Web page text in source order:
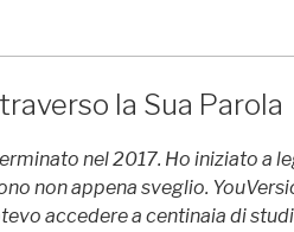
la Sua Parola
nel 2017. Ho iniziato a
non appena sveglio.
accedere a centinaia di